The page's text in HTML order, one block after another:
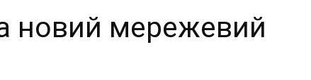
новий мережевий